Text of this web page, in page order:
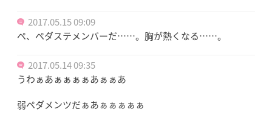
2017.05.15 09:09
ペ、ペダステメンバーだ……。胸が熱くなる……。
2017.05.14 09:35
うわぁあぁぁぁぁあぁぁあ
弱ペダメンツだぁあぁぁぁぁぁ